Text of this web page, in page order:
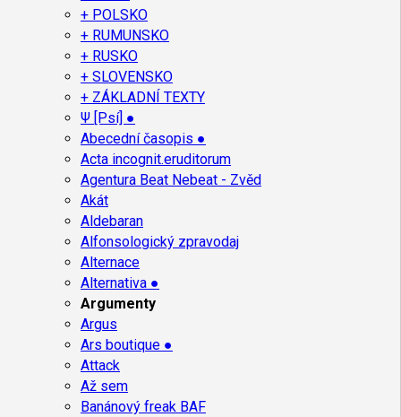
+ POLSKO
+ RUMUNSKO
+ RUSKO
+ SLOVENSKO
+ ZÁKLADNÍ TEXTY
Ψ [Psí] ●
Abecední časopis ●
Acta incognit.eruditorum
Agentura Beat Nebeat - Zvěd
Akát
Aldebaran
Alfonsologický zpravodaj
Alternace
Alternativa ●
Argumenty
Argus
Ars boutique ●
Attack
Až sem
Banánový freak BAF